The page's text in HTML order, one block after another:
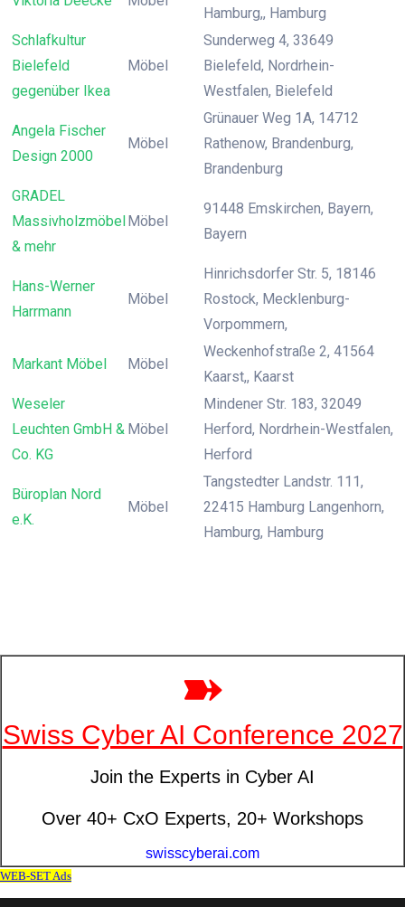
Hamburg,, Hamburg
Schlafkultur
Bielefeld
gegenüber Ikea
Möbel
Sunderweg 4, 33649
Bielefeld, Nordrhein-
Westfalen, Bielefeld
Angela Fischer
Design 2000
Möbel
Grünauer Weg 1A, 14712
Rathenow, Brandenburg,
Brandenburg
GRADEL
Massivholzmöbel
& mehr
Möbel
91448 Emskirchen, Bayern,
Bayern
Hans-Werner
Harrmann
Möbel
Hinrichsdorfer Str. 5, 18146
Rostock, Mecklenburg-
Vorpommern,
Markant Möbel Möbel
Weckenhofstraße 2, 41564
Kaarst,, Kaarst
Weseler
Leuchten GmbH &
Co. KG
Möbel
Mindener Str. 183, 32049
Herford, Nordrhein-Westfalen,
Herford
Büroplan Nord
e.K.
Möbel
Tangstedter Landstr. 111,
22415 Hamburg Langenhorn,
Hamburg, Hamburg